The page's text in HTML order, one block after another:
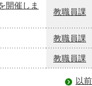
開催しま
教職員課
教職員課
教職員課
以